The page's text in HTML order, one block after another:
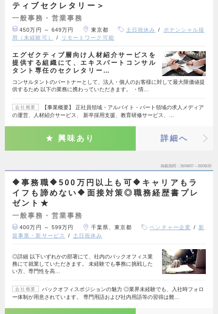
ティブセクレタリー＞
一般事務・営業事務
450万円 ～ 649万円 東京都 土日祝休み
ポテンシャル採
用（未経験可）
リモートワーク可能
エグゼクティブ層向け人材紹介サービスを
提供する組織にて、エキスパートコンサル
タント専任のセクレタリー…
コンサルタントのパートナーとして、法人・個人のお客様に対して最大限価値提
供するため 以下の業務に携わっていただきます。 ・情…
会社概要
【事業概要】 正社員領域・アルバイト・パート領域の求人メディア
の運営、人材紹介サービス、 新卒採用支援、教育研修サービス、…
興味あり 詳細へ
掲載期間 26/08/07～26/08/20
🔶事務職🔶500万円以上も可🔶キャリアもラ
イフも諦めない🔶面接対策◎職務経歴書プレ
ゼント★
一般事務・営業事務
400万円 ～ 599万円 千葉県、東京都 ベンチャー企業
新
規事業・新サービス
土日祝休み
◎詳細 以下いずれかの部署にて、社内のバックオフィス業
務にて就業していただきます。 未経験でも事務に挑戦した
い方、専門性を高…
会社概要
バックオフィスポジションの魅力 ◎業界未経験でも、入社時フォロ
ー体制が用意されています。 専門用語および社内用語等の習得は難…